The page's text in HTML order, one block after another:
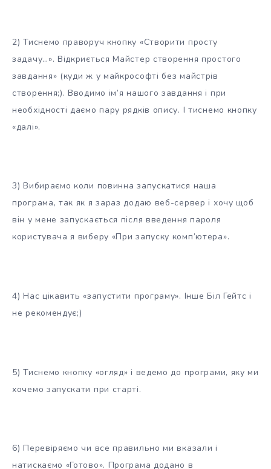
2) Тиснемо праворуч кнопку «Створити просту
задачу…». Відкриється Майстер створення простого
завдання» (куди ж у майкрософті без майстрів
створення;). Вводимо ім’я нашого завдання і при
необхідності даємо пару рядків опису. І тиснемо кнопку
«далі».
3) Вибираємо коли повинна запускатися наша
програма, так як я зараз додаю веб-сервер і хочу щоб
він у мене запускається після введення пароля
користувача я виберу «При запуску комп’ютера».
4) Нас цікавить «запустити програму». Інше Біл Гейтс і
не рекомендує;)
5) Тиснемо кнопку «огляд» і ведемо до програми, яку ми
хочемо запускати при старті.
6) Перевіряємо чи все правильно ми вказали і
натискаємо «Готово». Програма додано в